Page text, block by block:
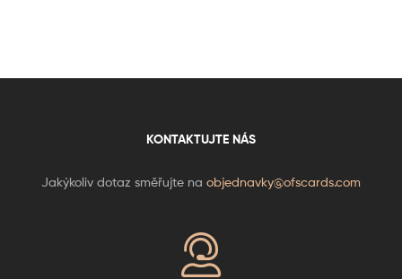
KONTAKTUJTE NÁS
Jakýkoliv dotaz směřujte na objednavky@ofscards.com